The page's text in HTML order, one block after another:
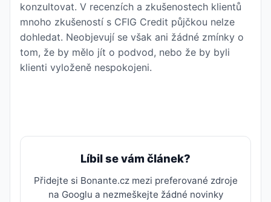
konzultovat. V recenzích a zkušenostech klientů
mnoho zkušeností s CFIG Credit půjčkou nelze
dohledat. Neobjevují se však ani žádné zmínky o
tom, že by mělo jít o podvod, nebo že by byli
klienti vyloženě nespokojeni.
Líbil se vám článek?
Přidejte si Bonante.cz mezi preferované zdroje
na Googlu a nezmeškejte žádné novinky